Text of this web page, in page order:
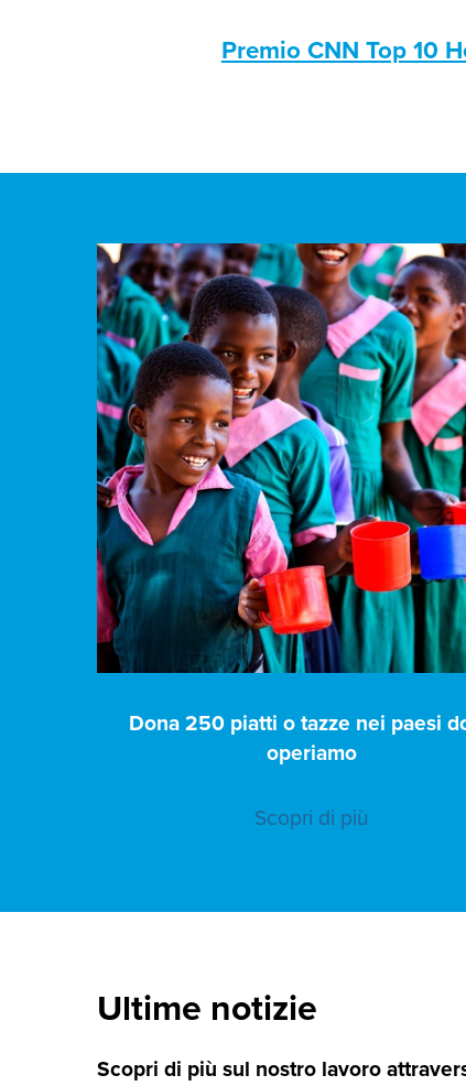
Premio CNN Top 10
Dona 250 piatti o tazze nei paesi
operiamo
Scopri di più
Ultime notizie
Scopri di più sul nostro lavoro